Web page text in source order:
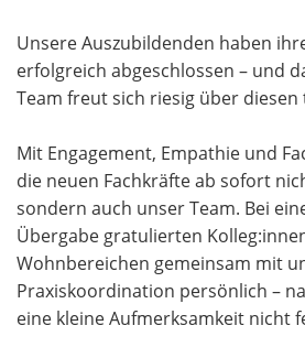
Unsere Auszubildenden haben
erfolgreich abgeschlossen – und
Team freut sich riesig über diesen
Mit Engagement, Empathie und
die neuen Fachkräfte ab sofort
sondern auch unser Team. Bei
Übergabe gratulierten
Wohnbereichen gemeinsam mit
Praxiskoordination persönlich –
eine kleine Aufmerksamkeit nicht